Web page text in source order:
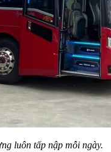
luôn tấp nập mỗi ngày.